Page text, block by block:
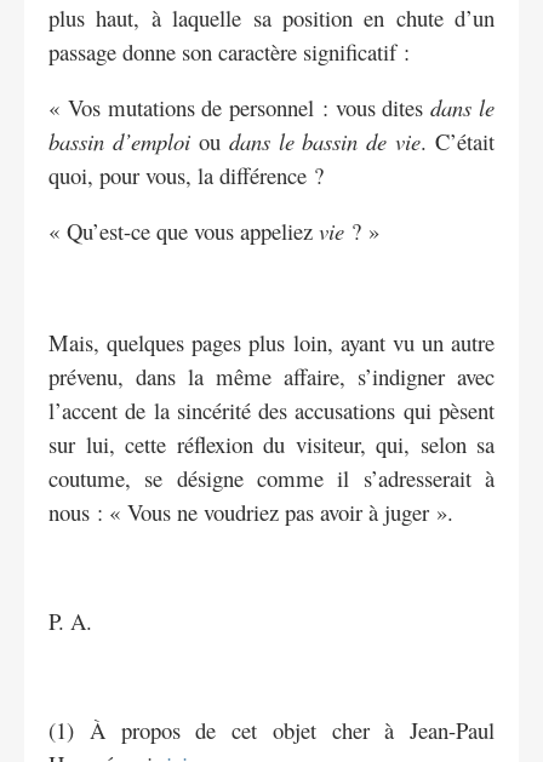
plus haut, à laquelle sa position en chute d’un
passage donne son caractère significatif :
« Vos mutations de personnel : vous ditesdans le
bassin d’emploiou dans le bassin de vie. C’était
quoi, pour vous, la différence ?
« Qu’est-ce que vous appeliez vie ? »
Mais, quelques pages plus loin, ayant vu un autre
prévenu, dans la même affaire, s’indigner avec
l’accent de la sincérité des accusations qui pèsent
sur lui, cette réflexion du visiteur, qui, selon sa
coutume, se désigne comme il s’adresserait à
nous : « Vous ne voudriez pas avoir à juger ».
P. A.
(1) À propos de cet objet cher à Jean-Paul